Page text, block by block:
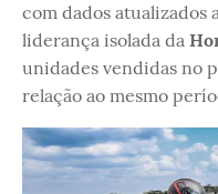
com dados atualizados
liderança isolada da
unidades vendidas no
relação ao mesmo